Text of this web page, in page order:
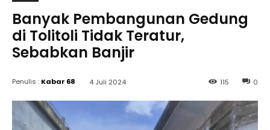
Banyak Pembangunan Gedung
di Tolitoli Tidak Teratur,
Sebabkan Banjir
Penulis : Kabar 68 4 Juli 2024 0
115